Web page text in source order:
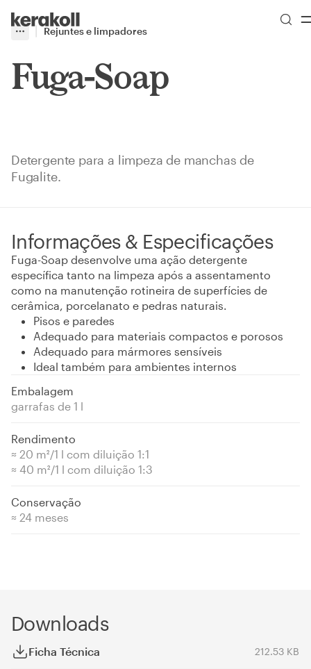
Go to Homepage
More
Toggle menu
Rejuntes e limpadores
Fuga-Soap
Detergente para a limpeza de manchas de
Fugalite.
Informações & Especificações
Fuga-Soap desenvolve uma ação detergente
específica tanto na limpeza após a assentamento
como na manutenção rotineira de superfícies de
cerâmica, porcelanato e pedras naturais.
Pisos e paredes
Adequado para materiais compactos e porosos
Adequado para mármores sensíveis
Ideal também para ambientes internos
Embalagem
garrafas de 1 l
Rendimento
≈ 20 m²/1 l com diluição 1:1
≈ 40 m²/1 l com diluição 1:3
Conservação
≈ 24 meses
Downloads
Ficha Técnica 212.53 KB